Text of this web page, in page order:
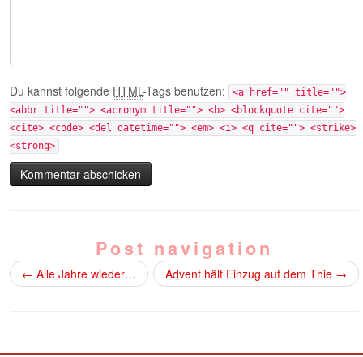
Du kannst folgende HTML-Tags benutzen:
<a href="" title="">
<abbr title=""> <acronym title=""> <b> <blockquote cite="">
<cite> <code> <del datetime=""> <em> <i> <q cite=""> <strike>
<strong>
Post navigation
← Alle Jahre wieder… Advent hält Einzug auf dem Thie →